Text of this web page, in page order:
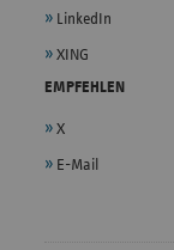
LinkedIn
XING
EMPFEHLEN
X
E-Mail